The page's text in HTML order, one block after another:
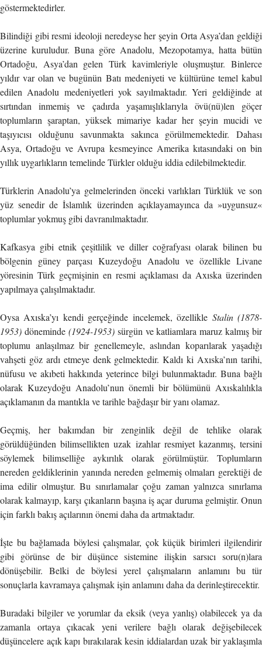
göstermektedirler.
Bilindiği gibi resmi ideoloji neredeyse her şeyin Orta Asya’dan geldiği
üzerine kuruludur. Buna göre Anadolu, Mezopotamya, hatta bütün
Ortadoğu, Asya’dan gelen Türk kavimleriyle oluşmuştur. Binlerce
yıldır var olan ve bugünün Batı medeniyeti ve kültürüne temel kabul
edilen Anadolu medeniyetleri yok sayılmaktadır. Yeri geldiğinde at
sırtından inmemiş ve çadırda yaşamışlıklarıyla övü(nü)len göçer
toplumların şaraptan, yüksek mimariye kadar her şeyin mucidi ve
taşıyıcısı olduğunu savunmakta sakınca görülmemektedir. Dahası
Asya, Ortadoğu ve Avrupa kesmeyince Amerika kıtasındaki on bin
yıllık uygarlıkların temelinde Türkler olduğu iddia edilebilmektedir.
Türklerin Anadolu’ya gelmelerinden önceki varlıkları Türklük ve son
yüz senedir de İslamlık üzerinden açıklayamayınca da »uygunsuz«
toplumlar yokmuş gibi davranılmaktadır.
Kafkasya gibi etnik çeşitlilik ve diller coğrafyası olarak bilinen bu
bölgenin güney parçası Kuzeydoğu Anadolu ve özellikle Livane
yöresinin Türk geçmişinin en resmi açıklaması da Axıska üzerinden
yapılmaya çalışılmaktadır.
Oysa Axıska’yı kendi gerçeğinde incelemek, özellikle Stalin (1878-
1953) döneminde (1924-1953)sürgün ve katliamlara maruz kalmış bir
toplumu anlaşılmaz bir genellemeyle, aslından koparılarak yaşadığı
vahşeti göz ardı etmeye denk gelmektedir. Kaldı ki Axıska’nın tarihi,
nüfusu ve akıbeti hakkında yeterince bilgi bulunmaktadır. Buna bağlı
olarak Kuzeydoğu Anadolu’nun önemli bir bölümünü Axıskalılıkla
açıklamanın da mantıkla ve tarihle bağdaşır bir yanı olamaz.
Geçmiş, her bakımdan bir zenginlik değil de tehlike olarak
görüldüğünden bilimsellikten uzak izahlar resmiyet kazanmış, tersini
söylemek bilimselliğe aykırılık olarak görülmüştür. Toplumların
nereden geldiklerinin yanında nereden gelmemiş olmaları gerektiği de
ima edilir olmuştur. Bu sınırlamalar çoğu zaman yalnızca sınırlama
olarak kalmayıp, karşı çıkanların başına iş açar duruma gelmiştir. Onun
için farklı bakış açılarının önemi daha da artmaktadır.
İşte bu bağlamada böylesi çalışmalar, çok küçük birimleri ilgilendirir
gibi görünse de bir düşünce sistemine ilişkin sarsıcı soru(n)lara
dönüşebilir. Belki de böylesi yerel çalışmaların anlamını bu tür
sonuçlarla kavramaya çalışmak işin anlamını daha da derinleştirecektir.
Buradaki bilgiler ve yorumlar da eksik (veya yanlış) olabilecek ya da
zamanla ortaya çıkacak yeni verilere bağlı olarak değişebilecek
düşüncelere açık kapı bırakılarak kesin iddialardan uzak bir yaklaşımla